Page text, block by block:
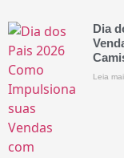
Dia
Leia